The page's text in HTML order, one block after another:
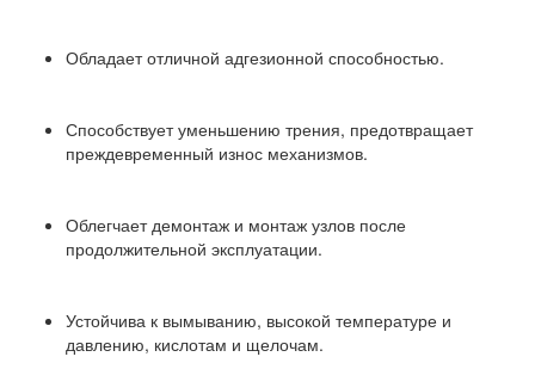
Обладает отличной адгезионной способностью.
Способствует уменьшению трения, предотвращает
преждевременный износ механизмов.
Облегчает демонтаж и монтаж узлов после
продолжительной эксплуатации.
Устойчива к вымыванию, высокой температуре и
давлению, кислотам и щелочам.